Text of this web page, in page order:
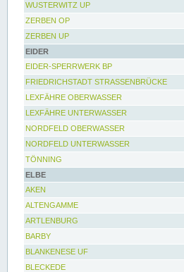
WUSTERWITZ UP
ZERBEN OP
ZERBEN UP
EIDER
EIDER-SPERRWERK BP
FRIEDRICHSTADT STRASSENBRÜCKE
LEXFÄHRE OBERWASSER
LEXFÄHRE UNTERWASSER
NORDFELD OBERWASSER
NORDFELD UNTERWASSER
TÖNNING
ELBE
AKEN
ALTENGAMME
ARTLENBURG
BARBY
BLANKENESE UF
BLECKEDE